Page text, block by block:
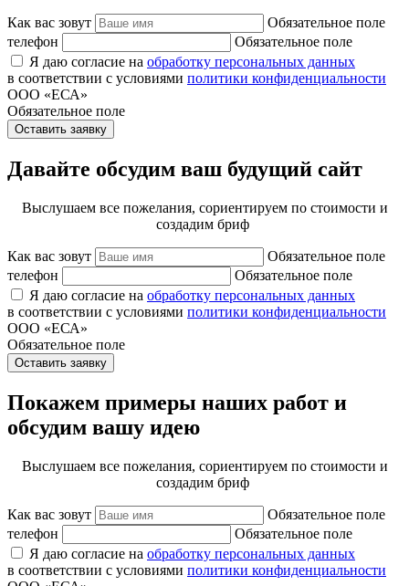
Как вас зовут
Обязательное поле
телефон
Обязательное поле
Я даю согласие на обработку персональных данных
в соответствии с условиями политики конфиденциальности
ООО «ЕСА»
Обязательное поле
Оставить заявку
Давайте обсудим ваш будущий сайт
Выслушаем все пожелания, сориентируем по стоимости и
создадим бриф
Как вас зовут
Обязательное поле
телефон
Обязательное поле
Я даю согласие на обработку персональных данных
в соответствии с условиями политики конфиденциальности
ООО «ЕСА»
Обязательное поле
Оставить заявку
Покажем примеры наших работ и
обсудим вашу идею
Выслушаем все пожелания, сориентируем по стоимости и
создадим бриф
Как вас зовут
Обязательное поле
телефон
Обязательное поле
Я даю согласие на обработку персональных данных
в соответствии с условиями политики конфиденциальности